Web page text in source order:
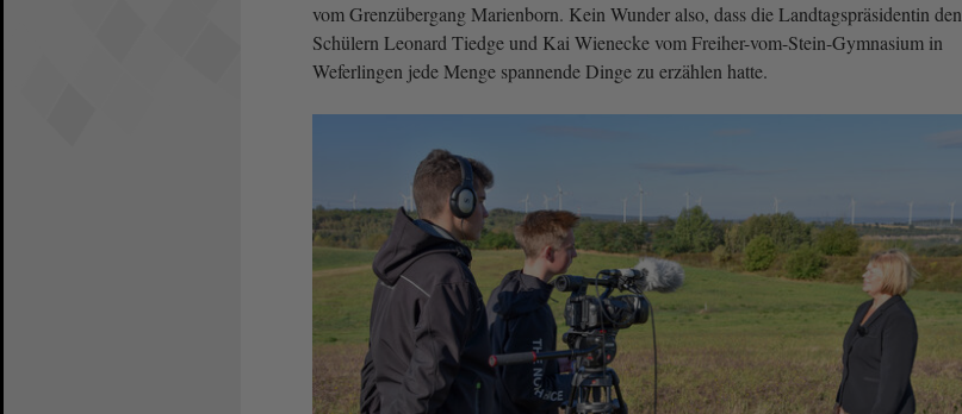
vom Grenzübergang Marienborn. Kein Wunder also, dass die Landtagspräsidentin den
Schülern Leonard Tiedge und Kai Wienecke vom Freiher-vom-Stein-Gymnasium in
Weferlingen jede Menge spannende Dinge zu erzählen hatte.